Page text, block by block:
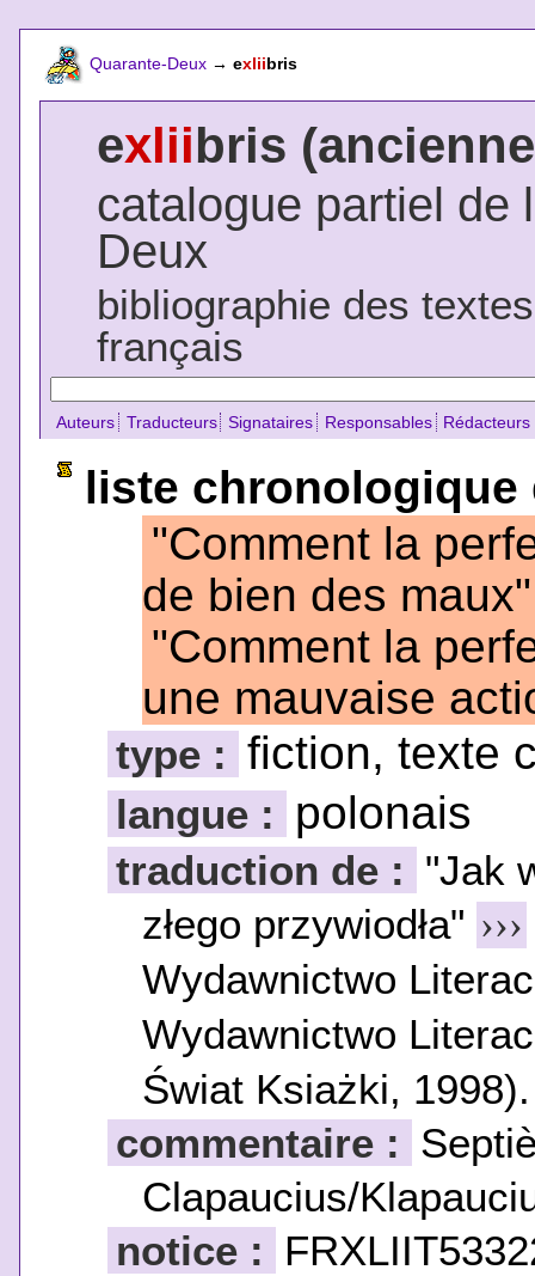
Quarante-Deux → exliibris
exliibris
catalogue partiel de
Deux
bibliographie des
français
Auteurs Traducteurs Signataires Responsables Rédacteurs
liste chronologique
"Comment la
de bien des maux"
"Comment la
une mauvaise
type : fiction, texte
langue : polonais
traduction de : "Jak
złego przywiodła" ›››
Wydawnictwo
Wydawnictwo
Świat Ksiażki, 1998).
commentaire :
Clapaucius/
notice :